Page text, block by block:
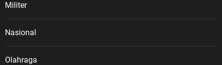
Militer
Nasional
Olahraga